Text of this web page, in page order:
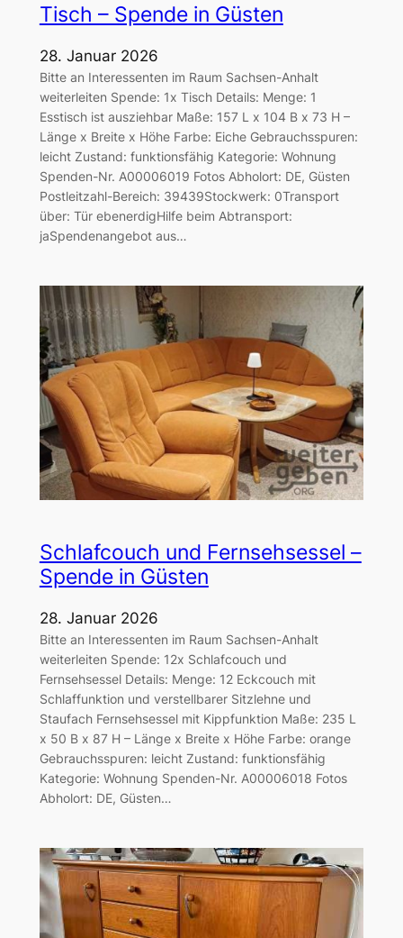
Tisch – Spende in Güsten
28. Januar 2026
Bitte an Interessenten im Raum Sachsen-Anhalt
weiterleiten Spende: 1x Tisch Details: Menge: 1
Esstisch ist ausziehbar Maße: 157 L x 104 B x 73 H –
Länge x Breite x Höhe Farbe: Eiche Gebrauchsspuren:
leicht Zustand: funktionsfähig Kategorie: Wohnung
Spenden-Nr. A00006019 Fotos Abholort: DE, Güsten
Postleitzahl-Bereich: 39439Stockwerk: 0Transport
über: Tür ebenerdigHilfe beim Abtransport:
jaSpendenangebot aus…
Schlafcouch und Fernsehsessel –
Spende in Güsten
28. Januar 2026
Bitte an Interessenten im Raum Sachsen-Anhalt
weiterleiten Spende: 12x Schlafcouch und
Fernsehsessel Details: Menge: 12 Eckcouch mit
Schlaffunktion und verstellbarer Sitzlehne und
Staufach Fernsehsessel mit Kippfunktion Maße: 235 L
x 50 B x 87 H – Länge x Breite x Höhe Farbe: orange
Gebrauchsspuren: leicht Zustand: funktionsfähig
Kategorie: Wohnung Spenden-Nr. A00006018 Fotos
Abholort: DE, Güsten…